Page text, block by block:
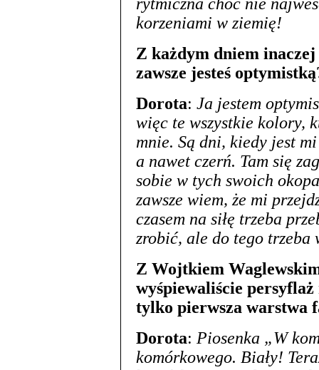
korzeniami w ziemię!
Z każdym dniem
zawsze jesteś
Dorota: Ja jestem
więc te wszystkie kolory,
mnie. Są dni, kiedy jest
a nawet czerń. Tam się
sobie w tych swoich
zawsze wiem, że mi
czasem na siłę trzeba
zrobić, ale do tego trzeba
Z Wojtkiem
wyśpiewaliście
tylko pierwsza warstwa
Dorota: Piosenka „W
komórkowego. Biały!